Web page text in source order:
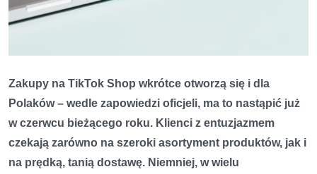
Zakupy na TikTok Shop wkrótce otworzą się i dla
Polaków – wedle zapowiedzi oficjeli, ma to nastąpić już
w czerwcu bieżącego roku. Klienci z entuzjazmem
czekają zarówno na szeroki asortyment produktów, jak i
na prędką, tanią dostawę. Niemniej, w wielu